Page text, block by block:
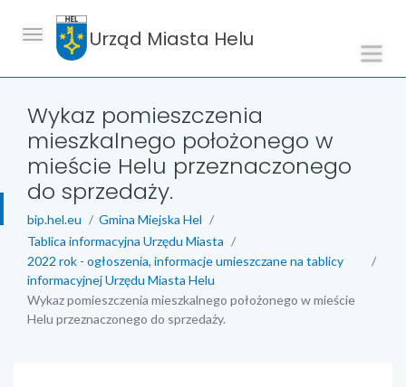
Urząd Miasta Helu
Wykaz pomieszczenia
mieszkalnego położonego w
mieście Helu przeznaczonego
do sprzedaży.
bip.hel.eu
Gmina Miejska Hel
Tablica informacyjna Urzędu Miasta
2022 rok - ogłoszenia, informacje umieszczane na tablicy
informacyjnej Urzędu Miasta Helu
Wykaz pomieszczenia mieszkalnego położonego w mieście
Helu przeznaczonego do sprzedaży.